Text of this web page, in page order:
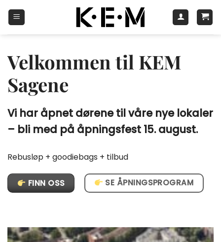
Velkommen til KEM
Sagene
Vi har åpnet dørene til våre nye lokaler
– bli med på åpningsfest 15. august.
Rebusløp + goodiebags + tilbud
FINN OSS SE ÅPNINGSPROGRAM